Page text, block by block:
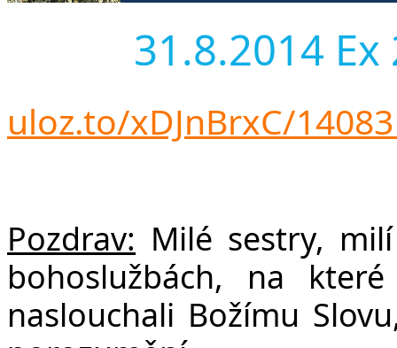
31.8.2014
uloz.to/xDJnBrxC/
Pozdrav: Milé sestry,
bohoslužbách, na
naslouchali Božímu